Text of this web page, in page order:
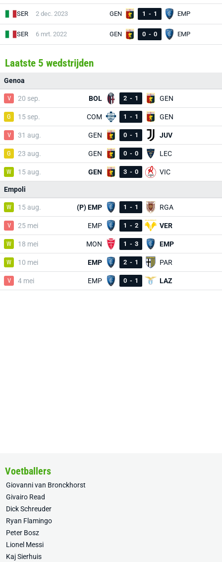
SER 2 dec. 2023 GEN 1 - 1 EMP
SER 6 mrt. 2022 GEN 0 - 0 EMP
Laatste 5 wedstrijden
Genoa
V 20 sep. BOL 2 - 1 GEN
G 15 sep. COM 1 - 1 GEN
V 31 aug. GEN 0 - 1 JUV
G 23 aug. GEN 0 - 0 LEC
W 15 aug. GEN 3 - 0 VIC
Empoli
W 15 aug. (P) EMP 1 - 1 RGA
V 25 mei EMP 1 - 2 VER
W 18 mei MON 1 - 3 EMP
W 10 mei EMP 2 - 1 PAR
V 4 mei EMP 0 - 1 LAZ
Voetballers
Giovanni van Bronckhorst
Givairo Read
Dick Schreuder
Ryan Flamingo
Peter Bosz
Lionel Messi
Kaj Sierhuis